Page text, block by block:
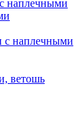
наплечными
с наплечными
ветошь